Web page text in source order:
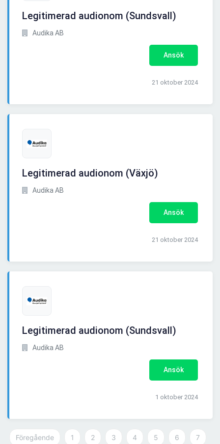
Legitimerad audionom (Sundsvall)
Audika AB
Ansök
21 oktober 2024
Legitimerad audionom (Växjö)
Audika AB
Ansök
21 oktober 2024
Legitimerad audionom (Sundsvall)
Audika AB
Ansök
1 oktober 2024
Föregående 1 2 3 4 5 6 7